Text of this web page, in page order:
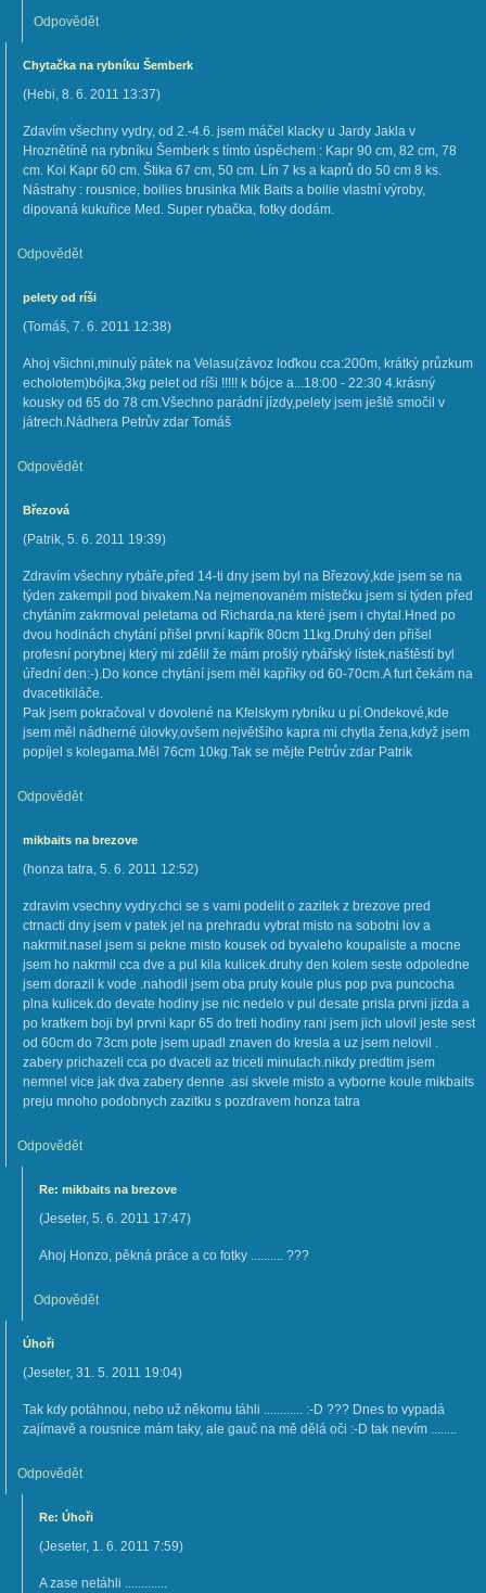
Odpovědět
Chytačka na rybníku Šemberk
(Hebi, 8. 6. 2011 13:37)
Zdavím všechny vydry, od 2.-4.6. jsem máčel klacky u Jardy Jakla v
Hroznětíně na rybníku Šemberk s tímto úspěchem : Kapr 90 cm, 82 cm, 78
cm. Koi Kapr 60 cm. Štika 67 cm, 50 cm. Lín 7 ks a kaprů do 50 cm 8 ks.
Nástrahy : rousnice, boilies brusinka Mik Baits a boilie vlastní výroby,
dipovaná kukuřice Med. Super rybačka, fotky dodám.
Odpovědět
pelety od ríši
(Tomáš, 7. 6. 2011 12:38)
Ahoj všichni,minulý pátek na Velasu(závoz loďkou cca:200m, krátký průzkum
echolotem)bójka,3kg pelet od ríši !!!!! k bójce a...18:00 - 22:30 4.krásný
kousky od 65 do 78 cm.Všechno parádní jízdy,pelety jsem ještě smočil v
játrech.Nádhera Petrův zdar Tomáš
Odpovědět
Březová
(Patrik, 5. 6. 2011 19:39)
Zdravím všechny rybáře,před 14-ti dny jsem byl na Březový,kde jsem se na
týden zakempil pod bivakem.Na nejmenovaném místečku jsem si týden před
chytáním zakrmoval peletama od Richarda,na které jsem i chytal.Hned po
dvou hodinách chytání přišel první kapřík 80cm 11kg.Druhý den přišel
profesní porybnej který mi zdělil že mám prošlý rybářský lístek,naštěstí byl
úřední den:-).Do konce chytání jsem měl kapříky od 60-70cm.A furt čekám na
dvacetikiláče.
Pak jsem pokračoval v dovolené na Kfelskym rybníku u pí.Ondekové,kde
jsem měl nádherné úlovky,ovšem největšího kapra mi chytla žena,když jsem
popíjel s kolegama.Měl 76cm 10kg.Tak se mějte Petrův zdar Patrik
Odpovědět
mikbaits na brezove
(honza tatra, 5. 6. 2011 12:52)
zdravim vsechny vydry.chci se s vami podelit o zazitek z brezove pred
ctrnacti dny jsem v patek jel na prehradu vybrat misto na sobotni lov a
nakrmit.nasel jsem si pekne misto kousek od byvaleho koupaliste a mocne
jsem ho nakrmil cca dve a pul kila kulicek.druhy den kolem seste odpoledne
jsem dorazil k vode .nahodil jsem oba pruty koule plus pop pva puncocha
plna kulicek.do devate hodiny jse nic nedelo v pul desate prisla prvni jizda a
po kratkem boji byl prvni kapr 65 do treti hodiny rani jsem jich ulovil jeste sest
od 60cm do 73cm pote jsem upadl znaven do kresla a uz jsem nelovil .
zabery prichazeli cca po dvaceti az triceti minutach.nikdy predtim jsem
nemnel vice jak dva zabery denne .asi skvele misto a vyborne koule mikbaits
preju mnoho podobnych zazitku s pozdravem honza tatra
Odpovědět
Re: mikbaits na brezove
(Jeseter, 5. 6. 2011 17:47)
Ahoj Honzo, pěkná práce a co fotky .......... ???
Odpovědět
Úhoři
(Jeseter, 31. 5. 2011 19:04)
Tak kdy potáhnou, nebo už někomu táhli ............ :-D ??? Dnes to vypadá
zajímavě a rousnice mám taky, ale gauč na mě dělá oči :-D tak nevím ........
Odpovědět
Re: Úhoři
(Jeseter, 1. 6. 2011 7:59)
A zase netáhli .............